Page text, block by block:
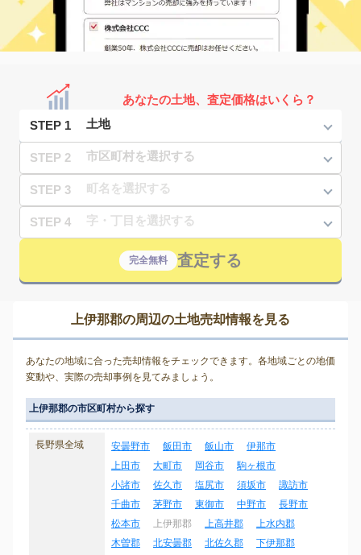
あなたの土地、査定価格はいくら？
STEP 1
STEP 2
STEP 3
STEP 4
完全無料 査定する
上伊那郡の周辺の土地売却情報を見る
あなたの地域に合った売却情報をチェックできます。各地域ごとの地価
変動や、実際の売却事例を見てみましょう。
上伊那郡の市区町村から探す
長野県全域 安曇野市 飯田市 飯山市
伊那市
上田市
大町市 岡谷市
駒ヶ根市
小諸市
佐久市 塩尻市 須坂市
諏訪市
千曲市
茅野市 東御市 中野市
長野市
松本市
上伊那郡 上高井郡
上水内郡
木曽郡
北安曇郡 北佐久郡
下伊那郡